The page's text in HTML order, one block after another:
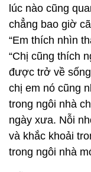
lúc nào cũng
chẳng bao giờ
“Em thích nhìn
“Chị cũng thích
được trở về
chị em nó cũng
trong ngôi nhà
ngày xưa. Nỗi
và khắc khoải
trong ngôi nhà